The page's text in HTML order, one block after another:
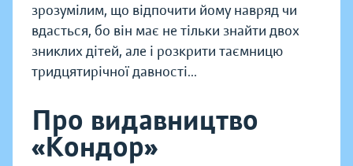
зрозумілим, що відпочити йому навряд чи
вдасться, бо він має не тільки знайти двох
зниклих дітей, але і розкрити таємницю
тридцятирічної давності...
Про видавництво
«Кондор»